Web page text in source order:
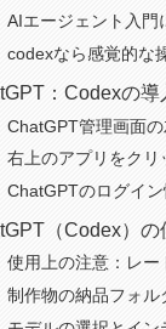
AIエージェント入門
codexなら感覚的な
：Codexの導
ChatGPT管理画面
右上のアプリをク
ChatGPTのログイ
（Codex）の
使用上の注意：レー
制作物の納品フォ